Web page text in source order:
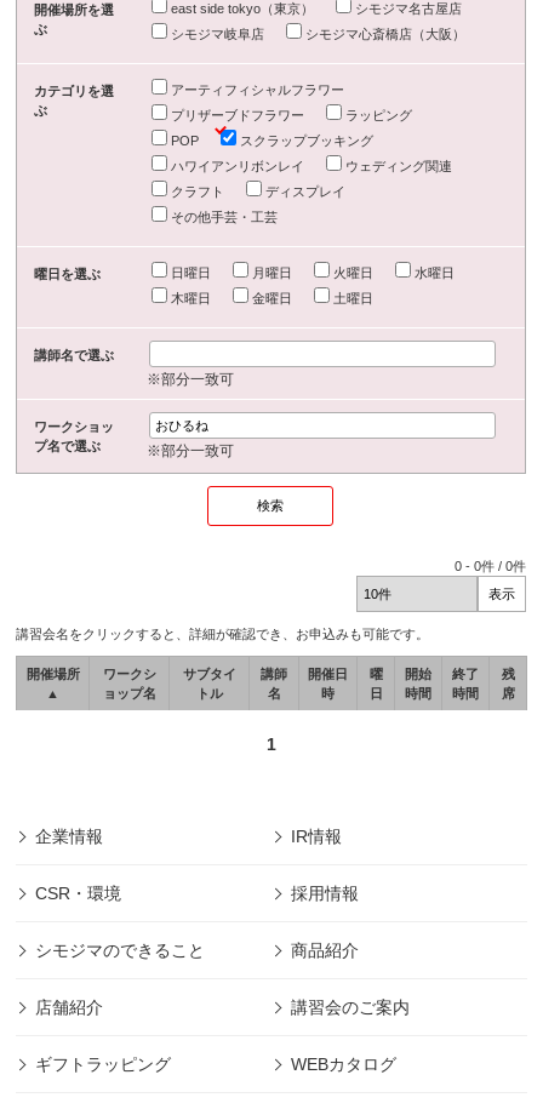
開催場所を選
ぶ
east side tokyo（東京）
シモジマ名古屋店
シモジマ岐阜店
シモジマ心斎橋店（大阪）
カテゴリを選
ぶ
アーティフィシャルフラワー
プリザーブドフラワー
ラッピング
POP
スクラップブッキング
ハワイアンリボンレイ
ウェディング関連
クラフト
ディスプレイ
その他手芸・工芸
曜日を選ぶ 日曜日 月曜日 火曜日
水曜日
木曜日
金曜日 土曜日
講師名で選ぶ
※部分一致可
ワークショッ
プ名で選ぶ
※部分一致可
0 -0件 /0件
講習会名をクリックすると、詳細が確認でき、お申込みも可能です。
開催場所
▲
ワークシ
ョップ名
サブタイ
トル
講師
名
開催日
時
曜
日
開始
時間
終了
時間
残
席
1
企業情報 IR情報
CSR・環境 採用情報
シモジマのできること 商品紹介
店舗紹介 講習会のご案内
ギフトラッピング WEBカタログ